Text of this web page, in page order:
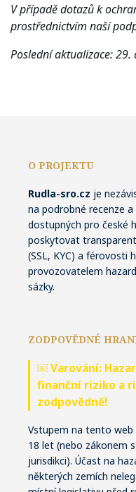
V případě dotazů k
prostřednictvím naší
Poslední aktualizace:
O PROJEKTU
Rudla-sro.cz je
na podrobné recenze
dostupných pro české
poskytovat
(SSL, KYC) a férovosti
provozovatelem
sázky.
ZODPOVĚDNÉ
￼ Varování:
finanční riziko a
zodpovědně!
Vstupem na tento
18 let (nebo zákonem
jurisdikci). Účast na
některých zemích